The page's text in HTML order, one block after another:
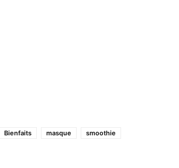
Bienfaits masque
smoothie